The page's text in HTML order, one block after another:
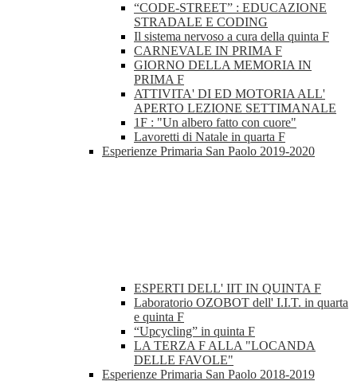
“CODE-STREET” : EDUCAZIONE
STRADALE E CODING
Il sistema nervoso a cura della quinta F
CARNEVALE IN PRIMA F
GIORNO DELLA MEMORIA IN
PRIMA F
ATTIVITA' DI ED MOTORIA ALL'
APERTO LEZIONE SETTIMANALE
1F : "Un albero fatto con cuore"
Lavoretti di Natale in quarta F
Esperienze Primaria San Paolo 2019-2020
ESPERTI DELL' IIT IN QUINTA F
Laboratorio OZOBOT dell' I.I.T. in quarta
e quinta F
“Upcycling” in quinta F
LA TERZA F ALLA "LOCANDA
DELLE FAVOLE"
Esperienze Primaria San Paolo 2018-2019